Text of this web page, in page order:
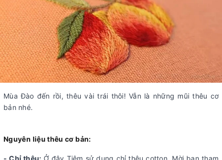
Mùa Đào đến rồi, thêu vài trái thôi! Vẫn là những mũi thêu cơ
bản nhé.
Nguyên liệu thêu cơ bản: